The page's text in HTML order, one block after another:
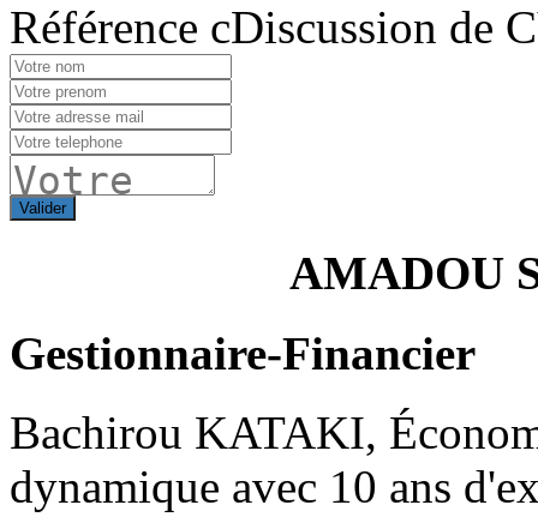
Référence cDiscussion de
Valider
AMADOU
Gestionnaire-Financier
Bachirou KATAKI,
dynamique avec 10 ans